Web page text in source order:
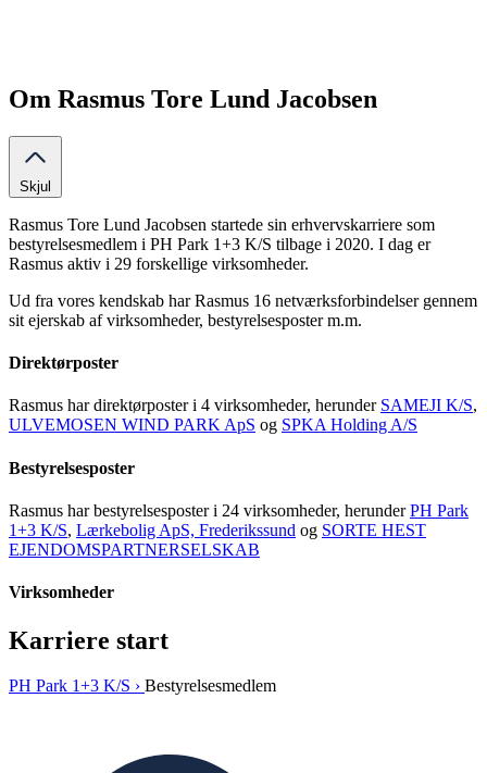
Om Rasmus Tore Lund Jacobsen
Skjul
Rasmus Tore Lund Jacobsen startede sin erhvervskarriere som
bestyrelsesmedlem i PH Park 1+3 K/S tilbage i 2020. I dag er
Rasmus aktiv i 29 forskellige virksomheder.
Ud fra vores kendskab har Rasmus 16 netværksforbindelser gennem
sit ejerskab af virksomheder, bestyrelsesposter m.m.
Direktørposter
Rasmus har direktørposter i 4 virksomheder, herunder SAMEJI K/S,
ULVEMOSEN WIND PARK ApS og SPKA Holding A/S
Bestyrelsesposter
Rasmus har bestyrelsesposter i 24 virksomheder, herunderPH Park
1+3 K/S, Lærkebolig ApS, Frederikssund og SORTE HEST
EJENDOMSPARTNERSELSKAB
Virksomheder
Karriere start
PH Park 1+3 K/S › Bestyrelsesmedlem